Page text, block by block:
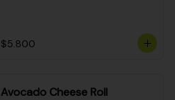
$5.800
Avocado Cheese Roll